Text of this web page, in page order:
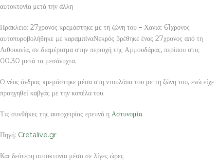
αυτοκτονία μετά την άλλη
Ηράκλειο: 27χρονος κρεμάστηκε με τη ζώνη του – Χανιά: 61χρονος
αυτοπυροβολήθηκε με καραμπίναΝεκρός βρέθηκε ένας 27χρονος από τη
Λιθουανία, σε διαμέρισμα στην περιοχή της Αμμουδάρας, περίπου στις
00.30 μετά τα μεσάνυχτα.
Ο νέος άνδρας κρεμάστηκε μέσα στη ντουλάπα του με τη ζώνη του, ενώ είχε
προηγηθεί καβγάς με την κοπέλα του.
Τις συνθήκες της αυτοχειρίας ερευνά η Αστυνομία.
Πηγή: Cretalive.gr
Και δεύτερη αυτοκτονία μέσα σε λίγες ώρες